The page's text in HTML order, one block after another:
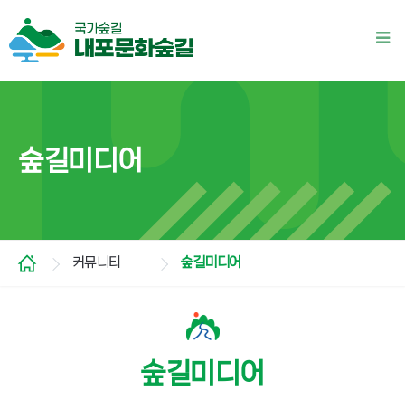
숲길미디어
커뮤니티 숲길미디어
숲길미디어